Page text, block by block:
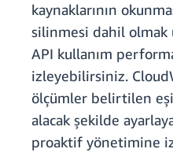
kaynaklarının
silinmesi dahil olmak
API kullanım
izleyebilirsiniz.
ölçümler belirtilen
alacak şekilde
proaktif yönetimine